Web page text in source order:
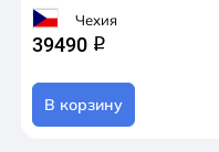
Чехия
39490 q
В корзину